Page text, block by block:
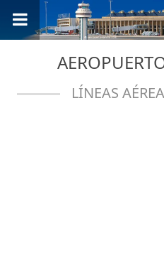
LÍNEAS